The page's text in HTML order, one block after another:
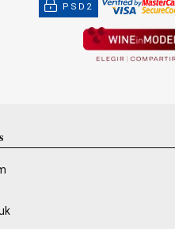
PSD2